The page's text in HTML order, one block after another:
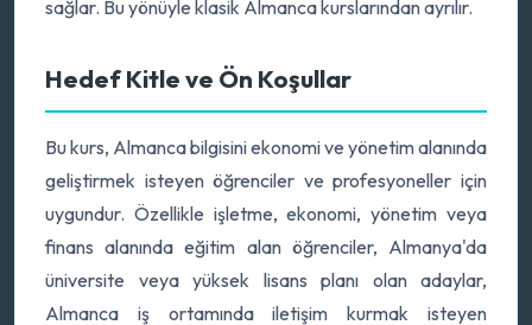
sağlar. Bu yönüyle klasik Almanca kurslarından ayrılır.
Hedef Kitle ve Ön Koşullar
Bu kurs, Almanca bilgisini ekonomi ve yönetim alanında
geliştirmek isteyen öğrenciler ve profesyoneller için
uygundur. Özellikle işletme, ekonomi, yönetim veya
finans alanında eğitim alan öğrenciler, Almanya'da
üniversite veya yüksek lisans planı olan adaylar,
Almanca iş ortamında iletişim kurmak isteyen